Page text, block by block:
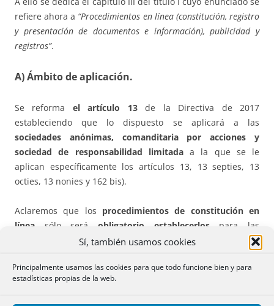
Sí, también usamos cookies
Principalmente usamos las cookies para que todo funcione bien y para
estadísticas propias de la web.
refiere ahora a “Procedimientos en línea (constitución, registro
y presentación de documentos e información), publicidad y
registros”.
A) Ámbito de aplicación.
Se reforma el artículo 13de la Directiva de 2017
estableciendo que lo dispuesto se aplicará a las
sociedades anónimas, comanditaria por acciones y
sociedad de responsabilidad limitadaa la que se le
aplican específicamente los artículos 13, 13 septies, 13
octies, 13 nonies y 162 bis).
Aclaremos que los procedimientos de constitución en
línea sólo será obligatorio establecerlospara las
sociedades limitadas, si bien el Estado podrá decidir
la comanditaria por acciones.